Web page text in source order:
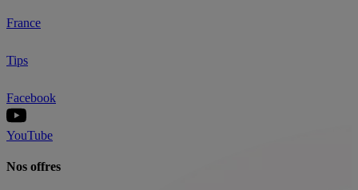
France
Tips
Facebook
YouTube
Nos offres